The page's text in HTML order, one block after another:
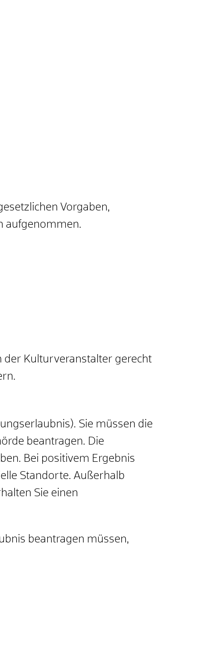
Vorgaben,
aufgenommen.
der Kulturveranstalter gerecht
Sie müssen die
beantragen. Die
Bei positivem Ergebnis
Standorte. Außerhalb
Sie einen
beantragen müssen,